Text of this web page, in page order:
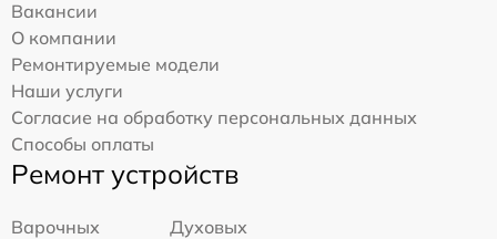
Вакансии
О компании
Ремонтируемые модели
Наши услуги
Согласие на обработку персональных данных
Способы оплаты
Ремонт устройств
Варочных
Духовых